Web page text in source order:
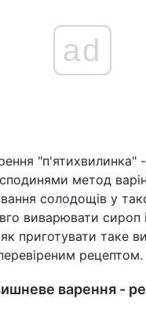
ad
"п'ятихвилинка"
метод
солодощів у
виварювати сироп
як приготувати таке
рецептом.
варення -